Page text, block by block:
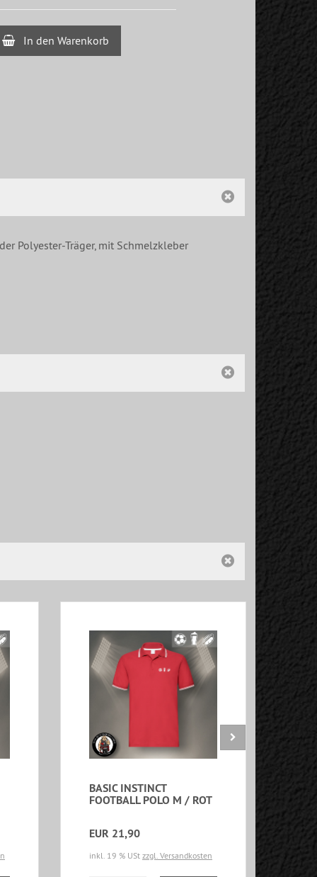
In den Warenkorb
Polyester-Träger, mit Schmelzkleber
BASIC INSTINCT
FOOTBALL POLO M / ROT
EUR 21,90
inkl. 19 % USt zzgl. Versandkosten